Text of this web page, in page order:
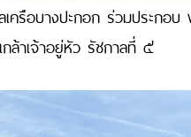
รือบางปะกอก ร่วมประกอบ
ล้าเจ้าอยู่หัว รัชกาลที่ ๕